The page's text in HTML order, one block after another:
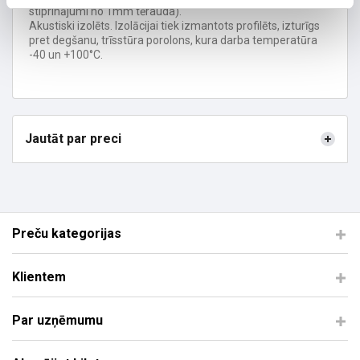
stiprinājumi no 1mm tērauda).
Akustiski izolēts. Izolācijai tiek izmantots profilēts, izturīgs
pret degšanu, trīsstūra porolons, kura darba temperatūra
-40 un +100°C.
Jautāt par preci
Preču kategorijas
Klientem
Par uzņēmumu